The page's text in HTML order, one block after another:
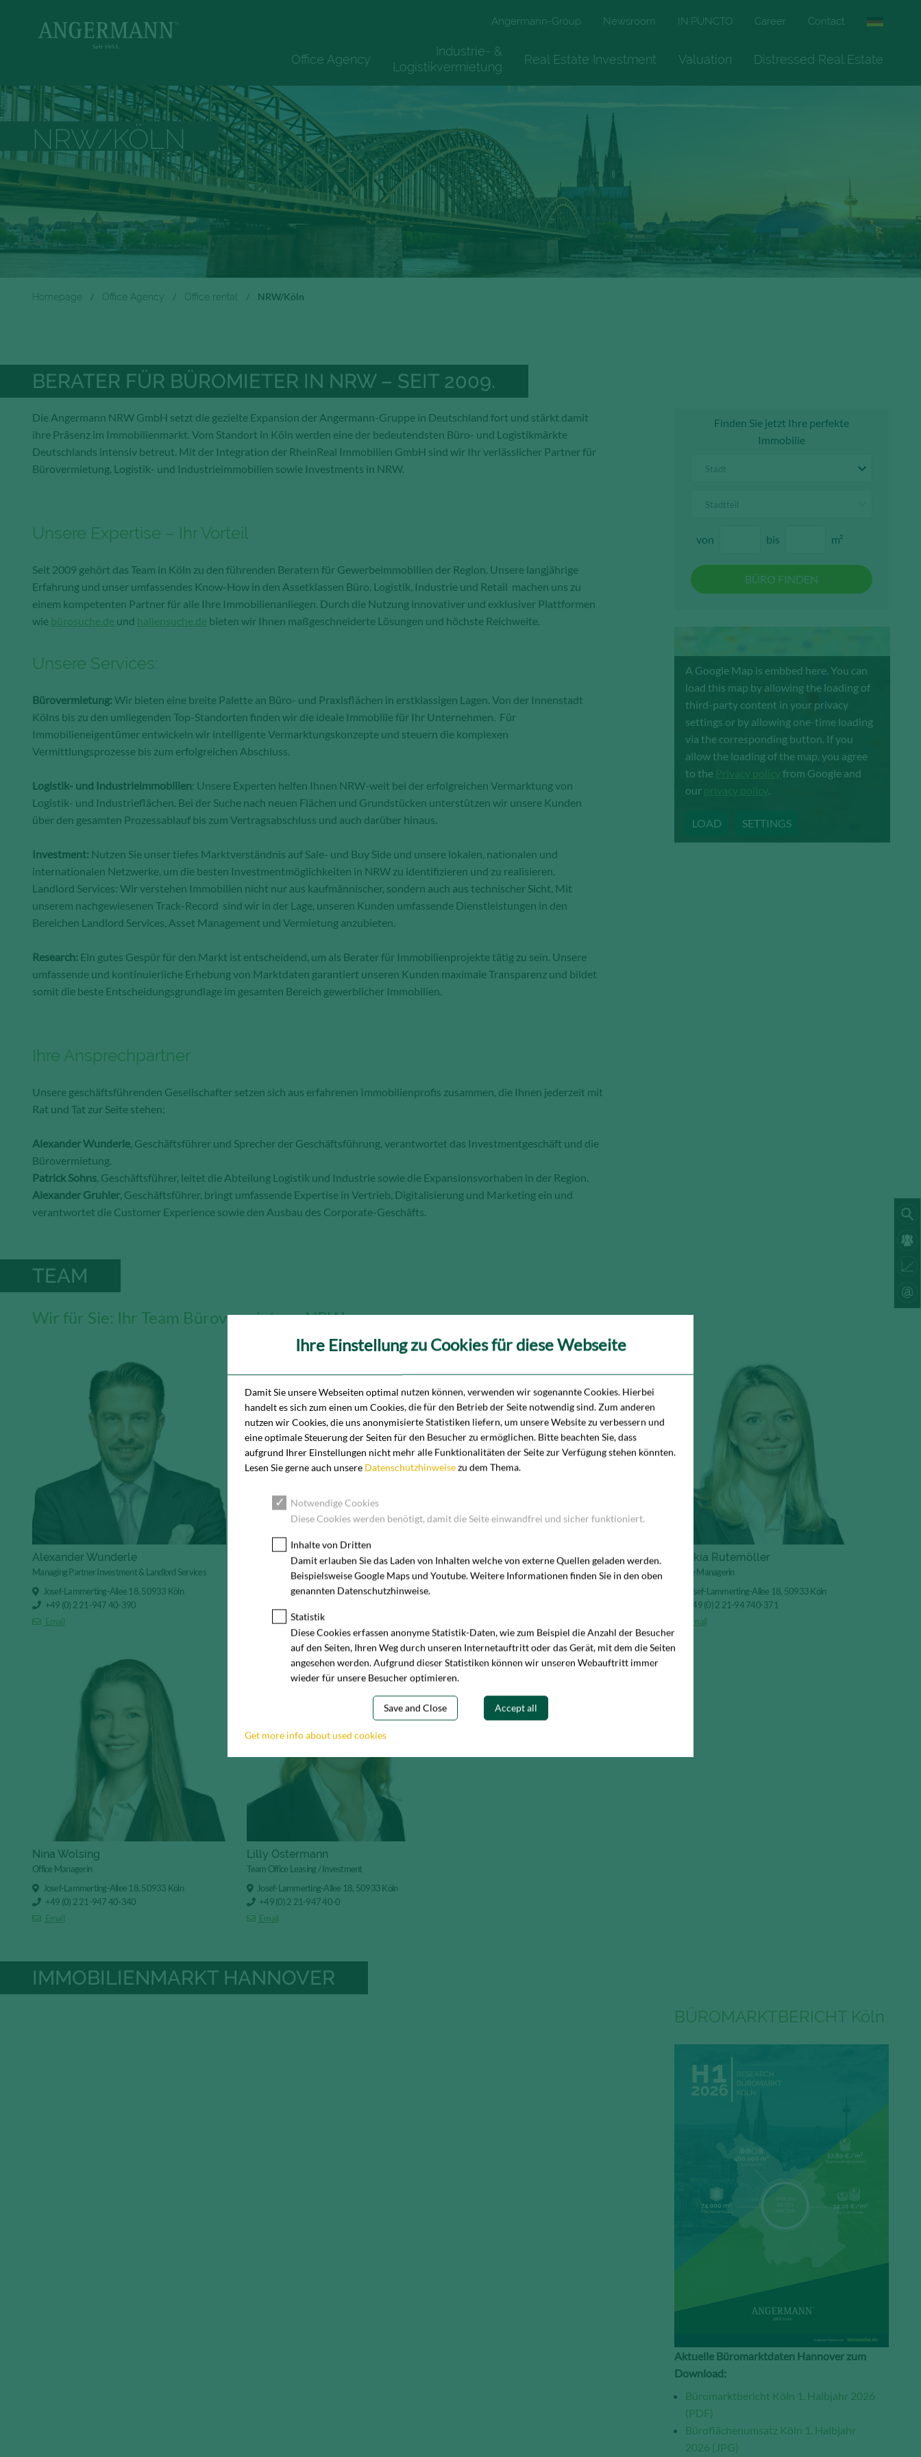
Angermann-Group Newsroom IN.PUNCTO Career Contact
Office Agency
Industrie- &
Logistikvermietung
Real Estate Investment Valuation Distressed Real Estate
NRW/KÖLN
Homepage Office Agency Office rental NRW/Köln
BERATER FÜR BÜROMIETER IN NRW – SEIT 2009.
Die Angermann NRW GmbH setzt die gezielte Expansion der Angermann-Gruppe in Deutschland fort und stärkt damit
ihre Präsenz im Immobilienmarkt. Vom Standort in Köln werden eine der bedeutendsten Büro- und Logistikmärkte
Deutschlands intensiv betreut. Mit der Integration der RheinReal Immobilien GmbH sind wir Ihr verlässlicher Partner für
Bürovermietung, Logistik- und Industrieimmobilien sowie Investments in NRW.
Unsere Expertise – Ihr Vorteil
Seit 2009 gehört das Team in Köln zu den führenden Beratern für Gewerbeimmobilien der Region. Unsere langjährige
Erfahrung und unser umfassendes Know-How in den Assetklassen Büro, Logistik, Industrie und Retail machen uns zu
einem kompetenten Partner für alle Ihre Immobilienanliegen. Durch die Nutzung innovativer und exklusiver Plattformen
wie bürosuche.de und hallensuche.de bieten wir Ihnen maßgeschneiderte Lösungen und höchste Reichweite.
Unsere Services:
Bürovermietung:Wir bieten eine breite Palette an Büro- und Praxisflächen in erstklassigen Lagen. Von der Innenstadt
Kölns bis zu den umliegenden Top-Standorten finden wir die ideale Immobilie für Ihr Unternehmen. Für
Immobilieneigentümer entwickeln wir intelligente Vermarktungskonzepte und steuern die komplexen
Vermittlungsprozesse bis zum erfolgreichen Abschluss.
Logistik- und Industrieimmobilien: Unsere Experten helfen Ihnen NRW-weit bei der erfolgreichen Vermarktung von
Logistik- und Industrieflächen. Bei der Suche nach neuen Flächen und Grundstücken unterstützen wir unsere Kunden
über den gesamten Prozessablauf bis zum Vertragsabschluss und auch darüber hinaus.
Investment: Nutzen Sie unser tiefes Marktverständnis auf Sale- und Buy Side und unsere lokalen, nationalen und
internationalen Netzwerke, um die besten Investmentmöglichkeiten in NRW zu identifizieren und zu realisieren.
Landlord Services: Wir verstehen Immobilien nicht nur aus kaufmännischer, sondern auch aus technischer Sicht. Mit
unserem nachgewiesenen Track-Record sind wir in der Lage, unseren Kunden umfassende Dienstleistungen in den
Bereichen Landlord Services, Asset Management und Vermietung anzubieten.
Research: Ein gutes Gespür für den Markt ist entscheidend, um als Berater für Immobilienprojekte tätig zu sein. Unsere
umfassende und kontinuierliche Erhebung von Marktdaten garantiert unseren Kunden maximale Transparenz und bildet
somit die beste Entscheidungsgrundlage im gesamten Bereich gewerblicher Immobilien.
Ihre Ansprechpartner
Unsere geschäftsführenden Gesellschafter setzen sich aus erfahrenen Immobilienprofis zusammen, die Ihnen jederzeit mit
Rat und Tat zur Seite stehen:
Alexander Wunderle, Geschäftsführer und Sprecher der Geschäftsführung, verantwortet das Investmentgeschäft und die
Bürovermietung.
Patrick Sohns, Geschäftsführer, leitet die Abteilung Logistik und Industrie sowie die Expansionsvorhaben in der Region.
Alexander Gruhler, Geschäftsführer, bringt umfassende Expertise in Vertrieb, Digitalisierung und Marketing ein und
verantwortet die Customer Experience sowie den Ausbau des Corporate-Geschäfts.
Finden Sie jetzt Ihre perfekte
Immobilie
Stadt
Stadtteil
von bis m²
A Google Map is embbed here. You can
load this map by allowing the loading of
third-party content in your privacy
settings or by allowing one-time loading
via the corresponding button. If you
allow the loading of the map, you agree
to the
from Google and
our
LOAD SETTINGS
TEAM
Wir für Sie: Ihr Team Bürovermietung NRW
Alexander Wunderle
Managing Partner Investment & Landlord Services
Josef-Lammerting-Allee 18, 50933 Köln
+49 (0) 2 21-947 40-390
Email
Patrick Sohns
Managing Partner Logistik & Industrie / Bürovermietung
Josef-Lammerting-Allee 18, 50933 Köln
Email
Alexander Gruhler
Managing Partner Corporate Relations
Saskia Rutemöller
Office Managerin
Josef-Lammerting-Allee 18, 50933 Köln
+49 (0) 2 21-94 740-371
Email
Nina Wolsing
Office Managerin
Josef-Lammerting-Allee 18, 50933 Köln
+49 (0) 2 21-947 40-340
Email
Lilly Ostermann
Team Office Leasing / Investment
Josef-Lammerting-Allee 18, 50933 Köln
+49 (0) 2 21-947 40-0
Email
IMMOBILIENMARKT HANNOVER
BÜROMARKTBERICHT Köln
Aktuelle Büromarktdaten Hannover zum
Download:
Büromarktbericht Köln 1. Halbjahr 2026
(PDF)
Büroflächenumsatz Köln 1. Halbjahr
2026 (JPG)
Ihre Einstellung zu Cookies für diese Webseite
Damit Sie unsere Webseiten optimal nutzen können, verwenden wir sogenannte Cookies. Hierbei
handelt es sich zum einen um Cookies, die für den Betrieb der Seite notwendig sind. Zum anderen
nutzen wir Cookies, die uns anonymisierte Statistiken liefern, um unsere Website zu verbessern und
eine optimale Steuerung der Seiten für den Besucher zu ermöglichen. Bitte beachten Sie, dass
aufgrund Ihrer Einstellungen nicht mehr alle Funktionalitäten der Seite zur Verfügung stehen könnten.
Lesen Sie gerne auch unsere Datenschutzhinweisezu dem Thema.
Notwendige Cookies
Diese Cookies werden benötigt, damit die Seite einwandfrei und sicher funktioniert.
Inhalte von Dritten
Damit erlauben Sie das Laden von Inhalten welche von externe Quellen geladen werden.
Beispielsweise Google Maps und Youtube. Weitere Informationen finden Sie in den oben
genannten Datenschutzhinweise.
Statistik
Diese Cookies erfassen anonyme Statistik-Daten, wie zum Beispiel die Anzahl der Besucher
auf den Seiten, Ihren Weg durch unseren Internetauftritt oder das Gerät, mit dem die Seiten
angesehen werden. Aufgrund dieser Statistiken können wir unseren Webauftritt immer
wieder für unsere Besucher optimieren.
Save and Close Accept all
Get more info about used cookies